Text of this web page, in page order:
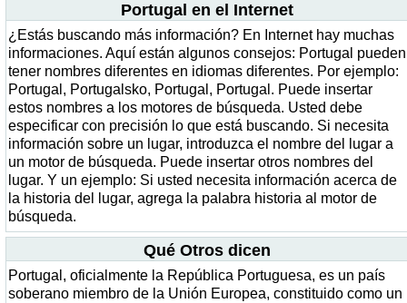
Portugal en el Internet
¿Estás buscando más información? En Internet hay muchas
informaciones. Aquí están algunos consejos: Portugal pueden
tener nombres diferentes en idiomas diferentes. Por ejemplo:
Portugal, Portugalsko, Portugal, Portugal. Puede insertar
estos nombres a los motores de búsqueda. Usted debe
especificar con precisión lo que está buscando. Si necesita
información sobre un lugar, introduzca el nombre del lugar a
un motor de búsqueda. Puede insertar otros nombres del
lugar. Y un ejemplo: Si usted necesita información acerca de
la historia del lugar, agrega la palabra historia al motor de
búsqueda.
Qué Otros dicen
Portugal, oficialmente la República Portuguesa, es un país
soberano miembro de la Unión Europea, constituido como un